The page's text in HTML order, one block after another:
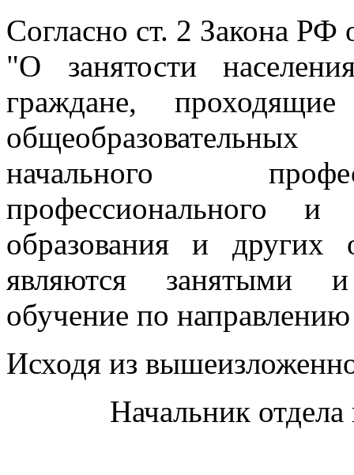
Согласно ст. 2 Закона РФ
"О занятости
граждане,
начального
профессионального и
образования и других
являются занятыми
обучение по
Исходя из
Начальник